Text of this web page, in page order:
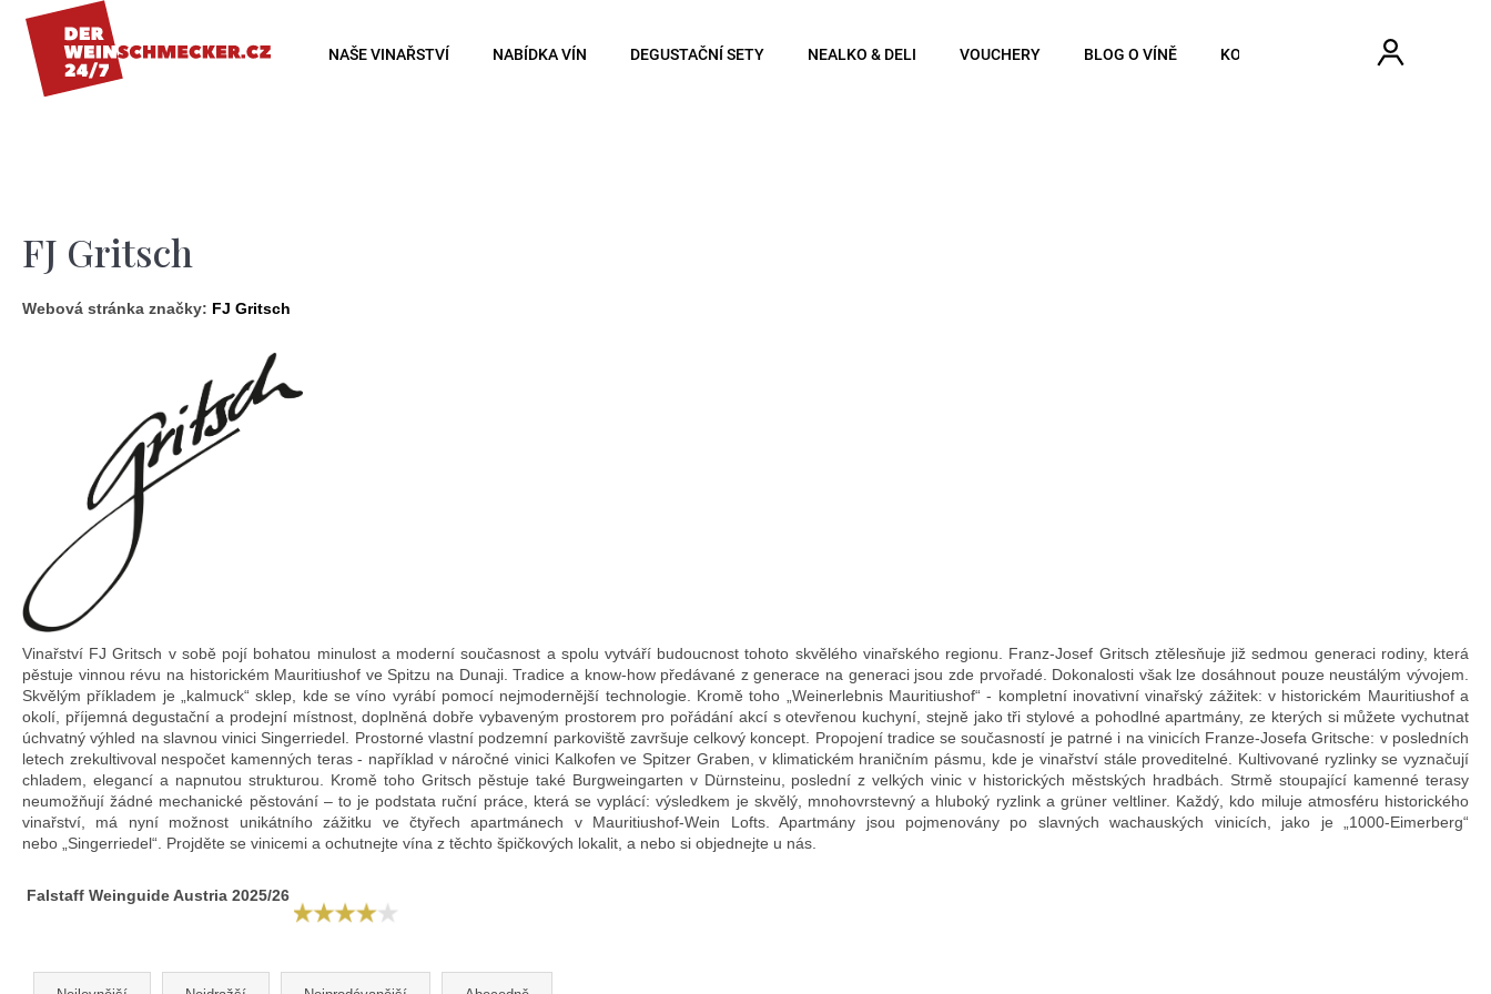
NAŠE VINAŘSTVÍ NABÍDKA VÍN DEGUSTAČNÍ SETY NEALKO & DELI VOUCHERY BLOG O VÍNĚ KONTAKTY Hledat
FJ Gritsch
Webová stránka značky: FJ Gritsch
Vinařství FJ Gritsch v sobě pojí bohatou minulost a moderní současnost a spolu vytváří budoucnost tohoto skvělého vinařského regionu. Franz-Josef Gritsch ztělesňuje již sedmou generaci rodiny, která
pěstuje vinnou révu na historickém Mauritiushof ve Spitzu na Dunaji. Tradice a know-how předávané z generace na generaci jsou zde prvořadé. Dokonalosti však lze dosáhnout pouze neustálým vývojem.
Skvělým příkladem je „kalmuck“ sklep, kde se víno vyrábí pomocí nejmodernější technologie. Kromě toho „Weinerlebnis Mauritiushof“ - kompletní inovativní vinařský zážitek: v historickém Mauritiushof a
okolí, příjemná degustační a prodejní místnost, doplněná dobře vybaveným prostorem pro pořádání akcí s otevřenou kuchyní, stejně jako tři stylové a pohodlné apartmány, ze kterých si můžete vychutnat
úchvatný výhled na slavnou vinici Singerriedel. Prostorné vlastní podzemní parkoviště završuje celkový koncept. Propojení tradice se současností je patrné i na vinicích Franze-Josefa Gritsche: v posledních
letech zrekultivoval nespočet kamenných teras - například v náročné vinici Kalkofen ve Spitzer Graben, v klimatickém hraničním pásmu, kde je vinařství stále proveditelné. Kultivované ryzlinky se vyznačují
chladem, elegancí a napnutou strukturou. Kromě toho Gritsch pěstuje také Burgweingarten v Dürnsteinu, poslední z velkých vinic v historických městských hradbách. Strmě stoupající kamenné terasy
neumožňují žádné mechanické pěstování – to je podstata ruční práce, která se vyplácí: výsledkem je skvělý, mnohovrstevný a hluboký ryzlink a grüner veltliner. Každý, kdo miluje atmosféru historického
vinařství, má nyní možnost unikátního zážitku ve čtyřech apartmánech v Mauritiushof-Wein Lofts. Apartmány jsou pojmenovány po slavných wachauských vinicích, jako je „1000-Eimerberg“
nebo „Singerriedel“. Projděte se vinicemi a ochutnejte vína z těchto špičkových lokalit, a nebo si objednejte u nás.
Falstaff Weinguide Austria 2025/26
Zpět
do
Zpět
do